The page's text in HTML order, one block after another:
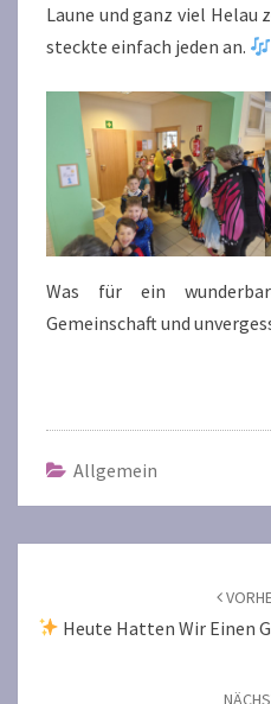
Laune und ganz viel Helau
steckte einfach jeden an.
Was für ein
Gemeinschaft und
Allgemein
Heute Hatten Wir Einen